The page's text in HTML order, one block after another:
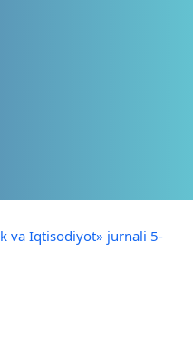
va Iqtisodiyot» jurnali 5-